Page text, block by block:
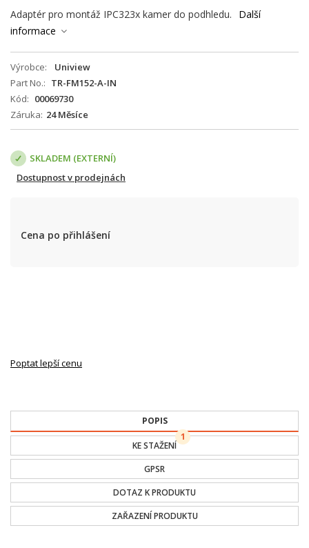
Adaptér pro montáž IPC323x kamer do podhledu.
Další
informace
Výrobce
Uniview
Part No.
TR-FM152-A-IN
Kód
00069730
Záruka 24 Měsíce
SKLADEM (EXTERNÍ)
Dostupnost v prodejnách
Cena po přihlášení
Poptat lepší cenu
POPIS
KE STAŽENÍ
1
GPSR
DOTAZ K PRODUKTU
ZAŘAZENÍ PRODUKTU